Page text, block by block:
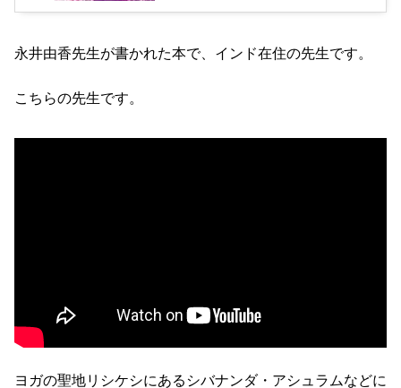
永井由香先生が書かれた本で、インド在住の先生です。
こちらの先生です。
ヨガの聖地リシケシにあるシバナンダ・アシュラムなどに